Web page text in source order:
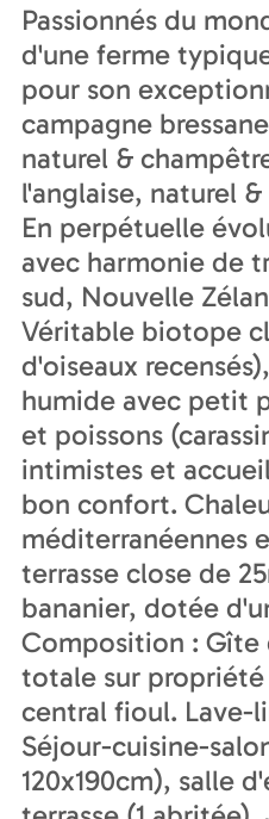
Passionnés du
d'une ferme
pour son
campagne
naturel &
l'anglaise, naturel
En perpétuelle
avec harmonie de
sud, Nouvelle
Véritable biotope
d'oiseaux
humide avec petit
et poissons
intimistes et
bon confort.
méditerranéennes
terrasse close de
bananier, dotée
Composition : Gîte
totale sur
central fioul. Lave-
Séjour-cuisine-
120x190cm), salle